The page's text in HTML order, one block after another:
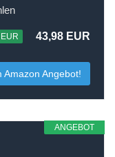
43,98 EUR
Amazon Angebot!
ANGEBOT